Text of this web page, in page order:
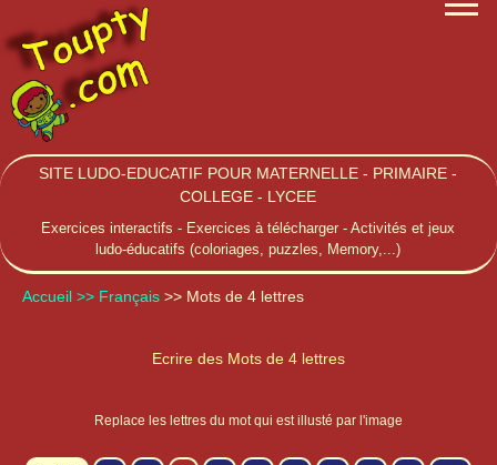
SITE LUDO-EDUCATIF POUR MATERNELLE - PRIMAIRE -
COLLEGE - LYCEE
Exercices interactifs - Exercices à télécharger - Activités et jeux
ludo-éducatifs (coloriages, puzzles, Memory,...)
Accueil >> Français >> Mots de 4 lettres
Ecrire des Mots de 4 lettres
Replace les lettres du mot qui est illusté par l'image